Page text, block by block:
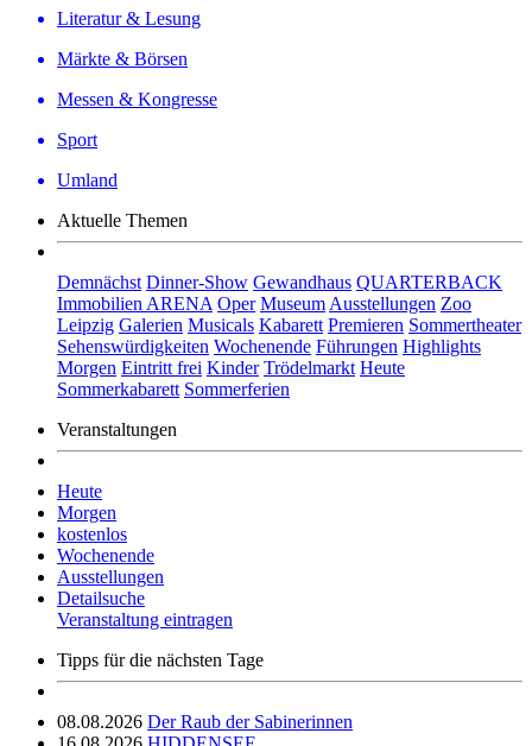
Literatur & Lesung
Märkte & Börsen
Messen & Kongresse
Sport
Umland
Aktuelle Themen
Demnächst Dinner-Show Gewandhaus QUARTERBACK
Immobilien ARENA Oper Museum Ausstellungen Zoo
Leipzig Galerien Musicals Kabarett Premieren Sommertheater
Sehenswürdigkeiten Wochenende Führungen Highlights
Morgen Eintritt frei Kinder Trödelmarkt Heute
Sommerkabarett Sommerferien
Veranstaltungen
Heute
Morgen
kostenlos
Wochenende
Ausstellungen
Detailsuche
Veranstaltung eintragen
Tipps für die nächsten Tage
08.08.2026 Der Raub der Sabinerinnen